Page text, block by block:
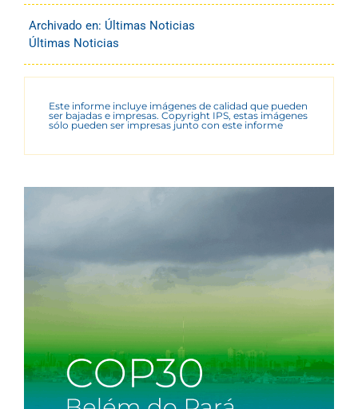
Archivado en: Últimas Noticias
Últimas Noticias
Este informe incluye imágenes de calidad que pueden
ser bajadas e impresas. Copyright IPS, estas imágenes
sólo pueden ser impresas junto con este informe